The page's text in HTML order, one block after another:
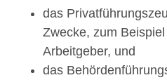
das
Zwecke, zum
Arbeitgeber, und
das